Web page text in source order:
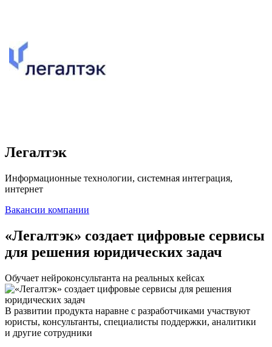
Легалтэк
Информационные технологии, системная интеграция,
интернет
Вакансии компании
«Легалтэк» создает цифровые сервисы
для решения юридических задач
Обучает нейроконсультанта на реальных кейсах
В развитии продукта наравне с разработчиками участвуют
юристы, консультанты, специалисты поддержки, аналитики
и другие сотрудники